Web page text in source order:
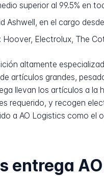
superior al 99.5% en
Ashwell, en el cargo
Hoover, Electrolux, The
altamente
artículos grandes,
llevan los artículos a la
requerido, y recogen
a AO Logistics como el
entrega